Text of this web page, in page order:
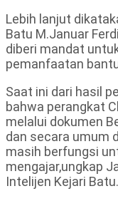
Lebih lanjut
Batu M.Januar
diberi mandat
pemanfaatan
Saat ini dari hasil
bahwa perangkat
melalui dokumen
dan secara umum
masih berfungsi
mengajar,ungkap
Intelijen Kejari Batu.